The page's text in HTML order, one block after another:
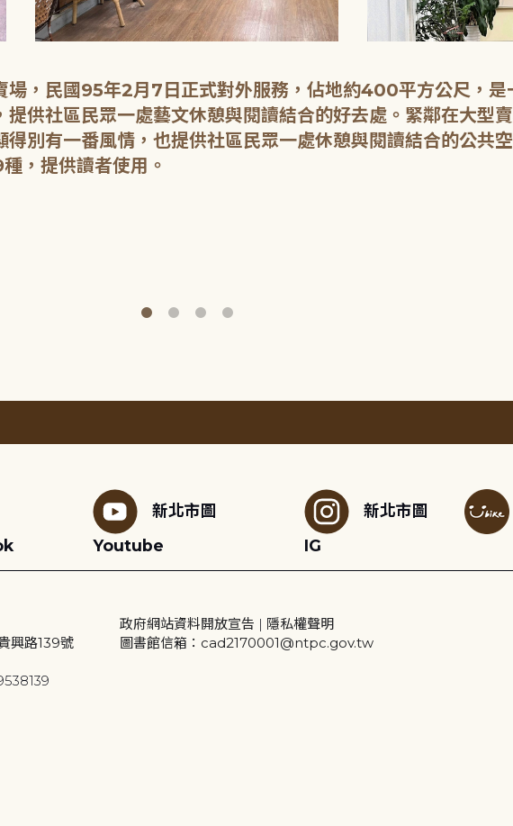
場，民國95年2月7日正式對外服務，佔地約400平方公尺，是
供社區民眾一處藝文休憩與閱讀結合的好去處。緊鄰在大型
別有一番風情，也提供社區民眾一處休憩與閱讀結合的公共
，提供讀者使用。
新北市圖
Youtube
新北市圖
IG
興路139號
政府網站資料開放宣告 | 隱私權聲明
圖書館信箱：cad2170001@ntpc.gov.tw